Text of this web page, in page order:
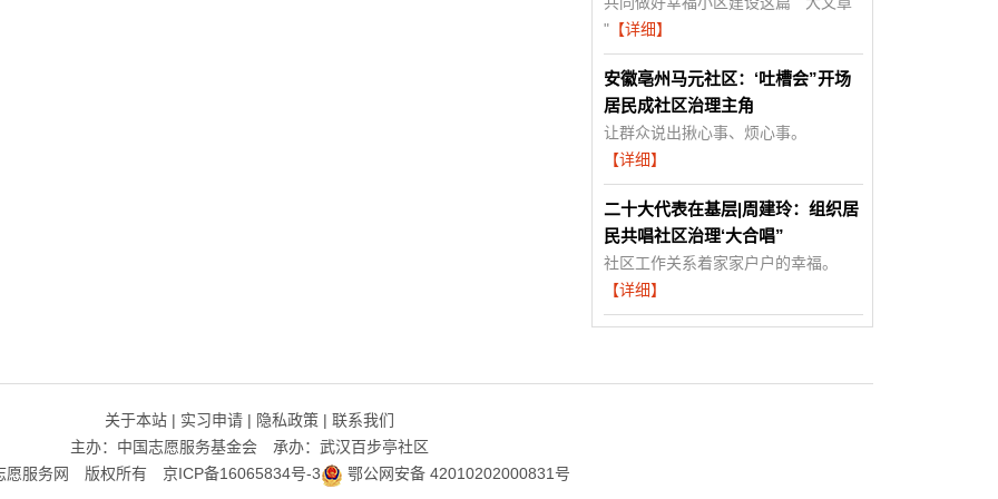
" 【详细】
安徽亳州马元社区：‘吐槽会”开场
居民成社区治理主角
让群众说出揪心事、烦心事。
【详细】
二十大代表在基层|周建玲：组织居
民共唱社区治理‘大合唱”
社区工作关系着家家户户的幸福。
【详细】
关于本站 | 实习申请 | 隐私政策 | 联系我们
主办：中国志愿服务基金会 承办：武汉百步亭社区
愿服务网 版权所有 京ICP备16065834号-3 鄂公网安备 42010202000831号